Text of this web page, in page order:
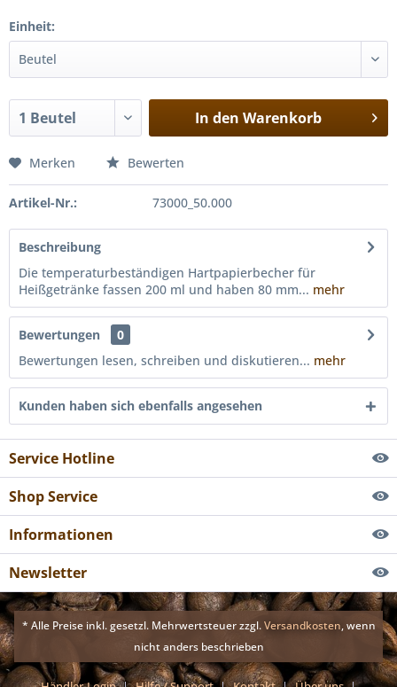
Einheit:
In den Warenkorb
Merken Bewerten
Artikel-Nr.: 73000_50.000
Beschreibung
Die temperaturbeständigen Hartpapierbecher für
Heißgetränke fassen 200 ml und haben 80 mm... mehr
Bewertungen
0
Bewertungen lesen, schreiben und diskutieren... mehr
Kunden haben sich ebenfalls angesehen
Service Hotline
Shop Service
Informationen
Newsletter
* Alle Preise inkl. gesetzl. Mehrwertsteuer zzgl.Versandkosten, wenn
nicht anders beschrieben